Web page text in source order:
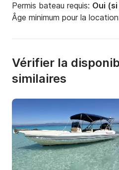
Permis bateau requis: Oui
Âge minimum pour la
Vérifier la
similaires